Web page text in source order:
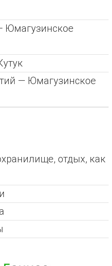
Юмагузинское
— Юмагузинское
отдых, как